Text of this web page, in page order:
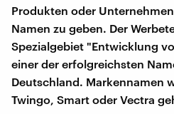
Produkten oder
Namen zu geben. Der
Spezialgebiet "Entwicklung
einer der erfolgreichsten
Deutschland. Markennamen
Twingo, Smart oder Vectra